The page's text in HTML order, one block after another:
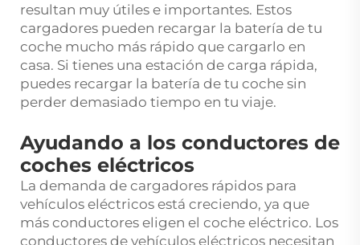
resultan muy útiles e importantes. Estos
cargadores pueden recargar la batería de tu
coche mucho más rápido que cargarlo en
casa. Si tienes una estación de carga rápida,
puedes recargar la batería de tu coche sin
perder demasiado tiempo en tu viaje.
Ayudando a los conductores de
coches eléctricos
La demanda de cargadores rápidos para
vehículos eléctricos está creciendo, ya que
más conductores eligen el coche eléctrico. Los
conductores de vehículos eléctricos necesitan